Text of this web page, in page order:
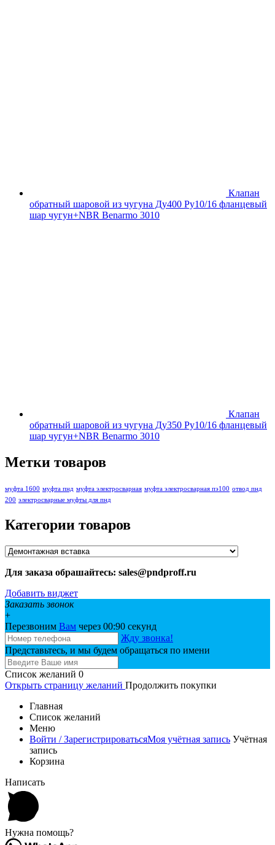
Клапан
обратный шаровой из чугуна Ду400 Ру10/16 фланцевый
шар чугун+NBR Benarmo 3010
Клапан
обратный шаровой из чугуна Ду350 Ру10/16 фланцевый
шар чугун+NBR Benarmo 3010
Метки товаров
муфта 1600 муфта пнд муфта электросварная муфта электросварная пэ100 отвод пнд
200 электросварные муфты для пнд
Категории товаров
Для заказа обрашайтесь: sales@pndproff.ru
Добавить виджет
Заказать звонок
+
Перезвоним Вам через 00:90 секунд
Жду звонка!
Представьтесь, и мы будем обращаться по имени
Список желаний 0
Открыть страницу желаний Продолжить покупки
Главная
Список желаний
Меню
Войти / ЗарегистрироватьсяМоя учётная запись Учётная
запись
Корзина
Написать
Нужна помощь?